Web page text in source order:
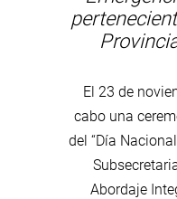
El 23 de
cabo una
del “Día
Abordaje